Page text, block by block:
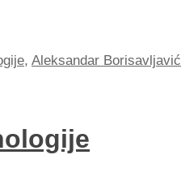
, Aleksandar Borisavljavić